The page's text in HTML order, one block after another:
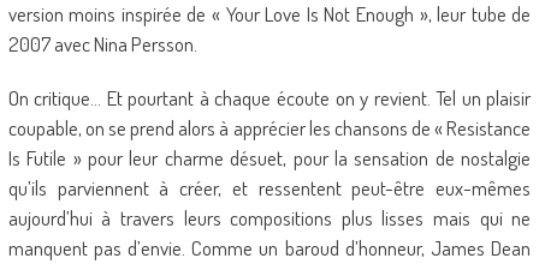
version moins inspirée de « Your Love Is Not Enough », leur tube de
2007 avec Nina Persson.
On critique… Et pourtant à chaque écoute on y revient. Tel un plaisir
coupable, on se prend alors à apprécier les chansons de « Resistance
Is Futile » pour leur charme désuet, pour la sensation de nostalgie
qu’ils parviennent à créer, et ressentent peut-être eux-mêmes
aujourd’hui à travers leurs compositions plus lisses mais qui ne
manquent pas d’envie. Comme un baroud d’honneur, James Dean